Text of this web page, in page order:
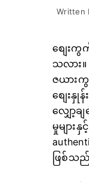
Written
စျေးကွ
သလား
ဇယား
စျေး
လျှော့ခ
မှုများ
ဖြစ်သ